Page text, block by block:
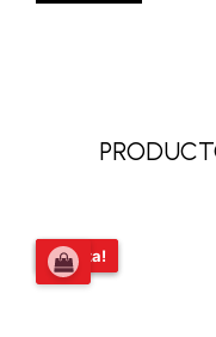
¡Oferta!
¡Oferta!